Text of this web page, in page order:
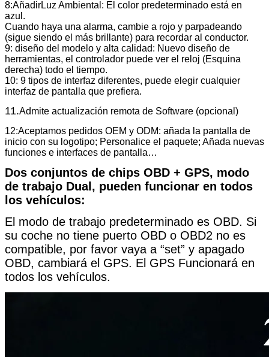
8:AñadirLuz Ambiental : El color predeterminado está en
azul.
Cuando haya una alarma, cambie a rojo y parpadeando
(sigue siendo el más brillante) para recordar al conductor.
9: diseño del modelo y alta calidad: Nuevo diseño de
herramientas, el controlador puede ver el reloj (Esquina
derecha) todo el tiempo.
10: 9 tipos de interfaz diferentes, puede elegir cualquier
interfaz de pantalla que prefiera.
11.Admite actualización remota de Software (opcional)
12:Aceptamos pedidos OEM y ODM: añada la pantalla de
inicio con su logotipo; Personalice el paquete; Añada nuevas
funciones e interfaces de pantalla…
Dos conjuntos de chips OBD + GPS, modo
de trabajo Dual, pueden funcionar en todos
los vehículos:
El modo de trabajo predeterminado es OBD. Si
su coche no tiene puerto OBD o OBD2 no es
compatible, por favor vaya a “set” y apagado
OBD, cambiará el GPS. El GPS Funcionará en
todos los vehículos.